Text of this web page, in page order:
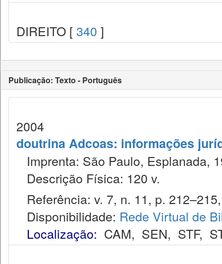
DIREITO [ 340 ]
Publicação: Texto - Português
2004
doutrina Adcoas: informações
Imprenta: São Paulo, Esplanada,
Descrição Física: 120 v.
Referência: v. 7, n. 11, p.
Disponibilidade: Rede Virtual de
Localização: CAM, SEN, STF,